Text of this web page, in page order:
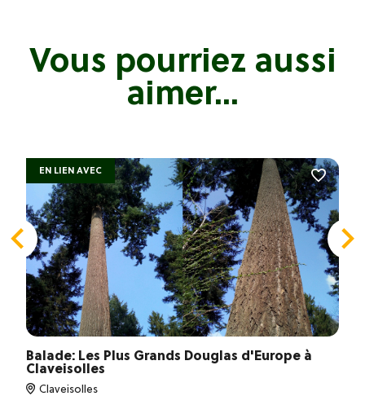
Vous pourriez aussi
aimer...
Balade: Les Plus Grands Douglas d'Europe à
Claveisolles
Claveisolles
EN LIEN AVEC